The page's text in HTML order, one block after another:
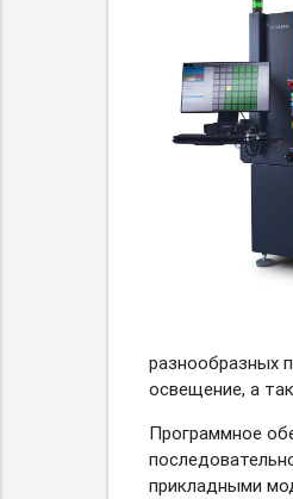
разнообразных
освещение, а
Программное
прикладными